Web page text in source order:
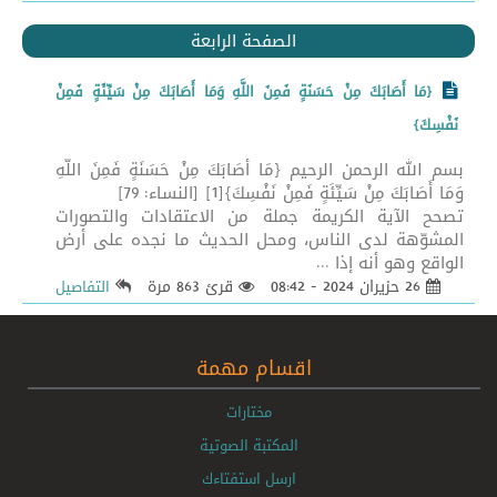
الصفحة الرابعة
{مَا أَصَابَكَ مِنْ حَسَنَةٍ فَمِنَ اللَّهِ وَمَا أَصَابَكَ مِنْ سَيِّئَةٍ فَمِنْ
نَفْسِكَ}
بسم الله الرحمن الرحيم {مَا أَصَابَكَ مِنْ حَسَنَةٍ فَمِنَ اللَّهِ
وَمَا أَصَابَكَ مِنْ سَيِّئَةٍ فَمِنْ نَفْسِكَ}[1] [النساء: 79]
تصحح الآية الكريمة جملة من الاعتقادات والتصورات
المشوّهة لدى الناس، ومحل الحديث ما نجده على أرض
الواقع وهو أنه إذا ...
قرئ 863 مرة التفاصيل
اقسام مهمة
مختارات
المكتبة الصوتية
ارسل استفتاءك